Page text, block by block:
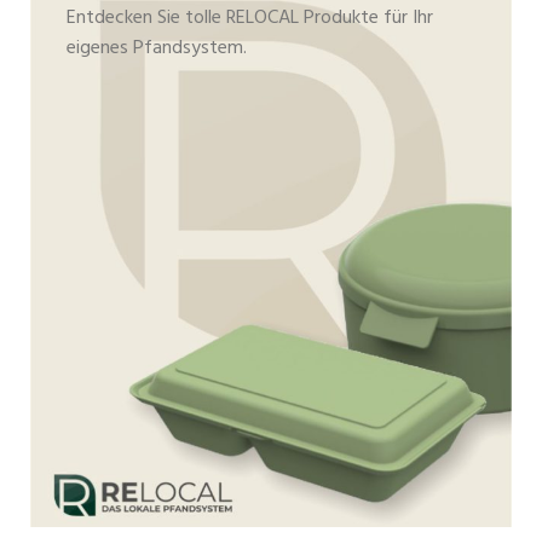
Entdecken Sie tolle RELOCAL Produkte für Ihr
eigenes Pfandsystem.